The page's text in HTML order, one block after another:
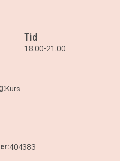
Tid
18.00-21.00
Kurs
404383